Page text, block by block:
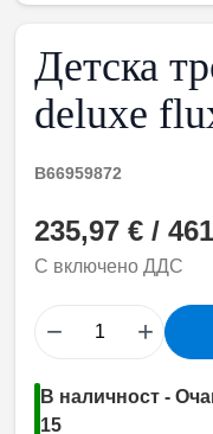
Детска
deluxe
B66959872
235,97 € /
С включено ДДС
− +
В наличност -
15